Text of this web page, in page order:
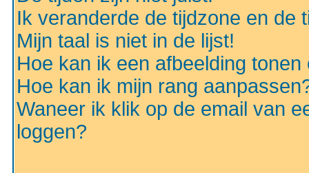
Ik veranderde de tijdzone en de
Mijn taal is niet in de lijst!
Hoe kan ik een afbeelding
Hoe kan ik mijn rang
Waneer ik klik op de email van
loggen?